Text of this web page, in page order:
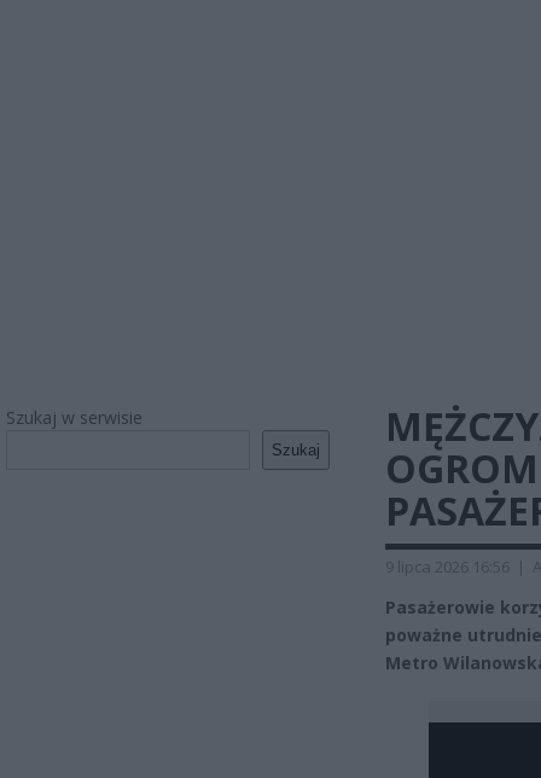
Szukaj w serwisie
Szukaj
9 lipca 2026 16:56 |
Pasażerowie
poważne
Metro